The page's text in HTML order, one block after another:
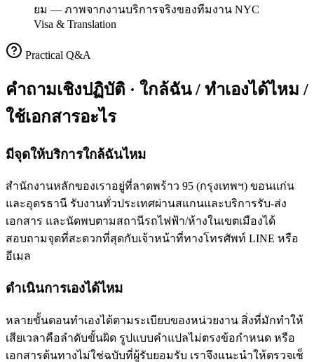
ยม — ภาพจากงานบริการจริงของทีมงาน NYC
Visa & Translation
Practical Q&A
คำถามเชิงปฏิบัติ · ใกล้ฉัน / ทำเองได้ไหม /
ใช้เอกสารอะไร
มีจุดให้บริการใกล้ฉันไหม
สำนักงานหลักของเราอยู่ที่ลาดพร้าว 95 (กรุงเทพฯ) ขอนแก่น
และอุดรธานี รับงานทั่วประเทศผ่านสแกนและบริการรับ-ส่ง
เอกสาร และนัดพบตามสถานีรถไฟฟ้า/ห้างในเขตเมืองได้
สอบถามจุดที่สะดวกที่สุดกับเจ้าหน้าที่ทางโทรศัพท์ LINE หรือ
อีเมล
ดำเนินการเองได้ไหม
หลายขั้นตอนทำเองได้ตามระเบียบของหน่วยงาน สิ่งที่มักทำให้
เสียเวลาคือลำดับขั้นผิด รูปแบบคำแปลไม่ตรงข้อกำหนด หรือ
เอกสารต้นทางไม่ใช่ฉบับที่ผู้รับยอมรับ เราจึงแนะนำให้ตรวจเช็